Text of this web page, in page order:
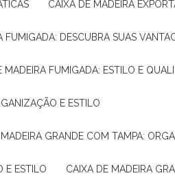
CAIXA DE MADEIRA
FUMIGADA: DESCUBRA SUAS
MADEIRA FUMIGADA: ESTILO E
E ESTILO
MADEIRA GRANDE COM TAMPA:
E ESTILO CAIXA DE MADEIRA